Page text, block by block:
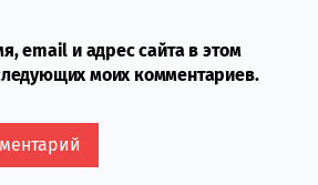
email и адрес сайта в этом
моих комментариев.